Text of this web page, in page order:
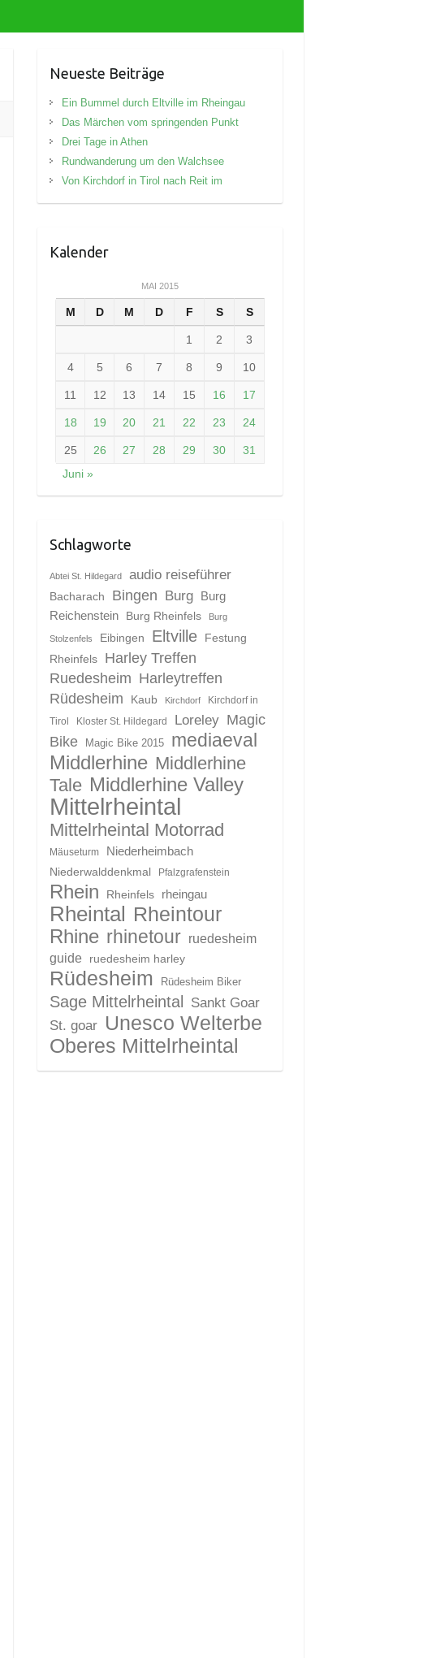
Neueste Beiträge
Ein Bummel durch Eltville im Rheingau
Das Märchen vom springenden Punkt
Drei Tage in Athen
Rundwanderung um den Walchsee
Von Kirchdorf in Tirol nach Reit im
Kalender
MAI 2015
M D M D F S S
1 2 3
4 5 6 7 8 9 10
11 12 13 14 15 16 17
18 19 20 21 22 23 24
25 26 27 28 29 30
31
Juni »
Schlagworte
Abtei St. Hildegard audio reiseführer
Bacharach Bingen Burg
Burg
Reichenstein
Burg Rheinfels Burg
Stolzenfels Eibingen Eltville
Festung
Rheinfels
Harley Treffen
Ruedesheim Harleytreffen
Rüdesheim
Kaub Kirchdorf
Kirchdorf in
Tirol
Kloster St. Hildegard Loreley Magic
Bike
Magic Bike 2015 mediaeval
Middlerhine Middlerhine
Tale Middlerhine Valley
Mittelrheintal
Mittelrheintal Motorrad
Mäuseturm
Niederheimbach
Niederwalddenkmal
Pfalzgrafenstein
Rhein Rheinfels rheingau
Rheintal Rheintour
Rhine rhinetour ruedesheim
guide
ruedesheim harley
Rüdesheim Rüdesheim Biker
Sage Mittelrheintal Sankt Goar
St. goar Unesco Welterbe
Oberes Mittelrheintal